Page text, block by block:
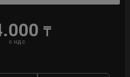
₸
с ндс